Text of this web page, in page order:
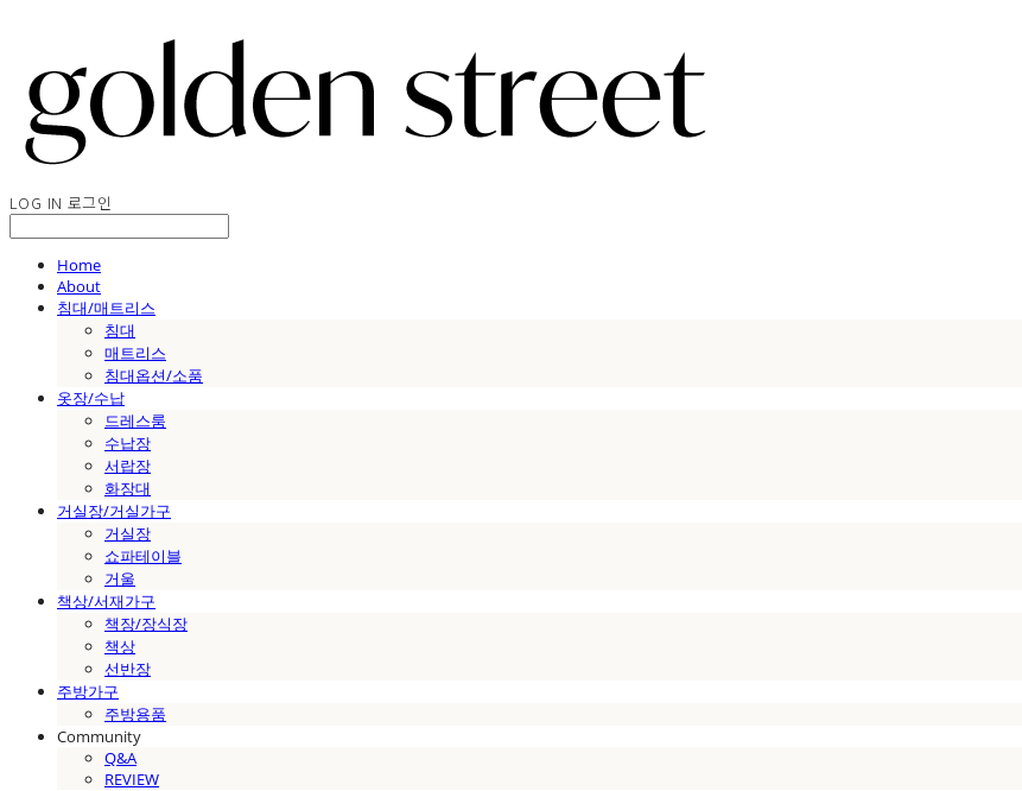
LOG IN 로그인
Home
About
침대/매트리스
침대
매트리스
침대옵션/소품
옷장/수납
드레스룸
수납장
서랍장
화장대
거실장/거실가구
거실장
쇼파테이블
거울
책상/서재가구
책장/장식장
책상
선반장
주방가구
주방용품
Community
Q&A
REVIEW